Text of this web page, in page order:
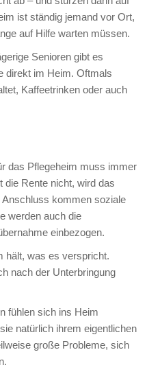
ist ständig jemand vor Ort,
auf Hilfe warten müssen.
Senioren gibt es
direkt im Heim. Oftmals
Kaffeetrinken oder auch
das Pflegeheim muss immer
die Rente nicht, wird das
kommen soziale
werden auch die
einbezogen.
hält, was es verspricht.
nach der Unterbringung
fühlen sich ins Heim
natürlich ihrem eigentlichen
große Probleme, sich